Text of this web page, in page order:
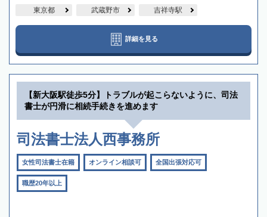
東京都 武蔵野市 吉祥寺駅
詳細を見る
【新大阪駅徒歩5分】トラブルが起こらないように、司法
書士が円滑に相続手続きを進めます
司法書士法人西事務所
女性司法書士在籍 オンライン相談可 全国出張対応可
職歴20年以上